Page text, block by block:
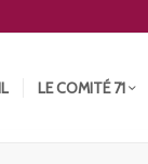
LE COMITÉ 71